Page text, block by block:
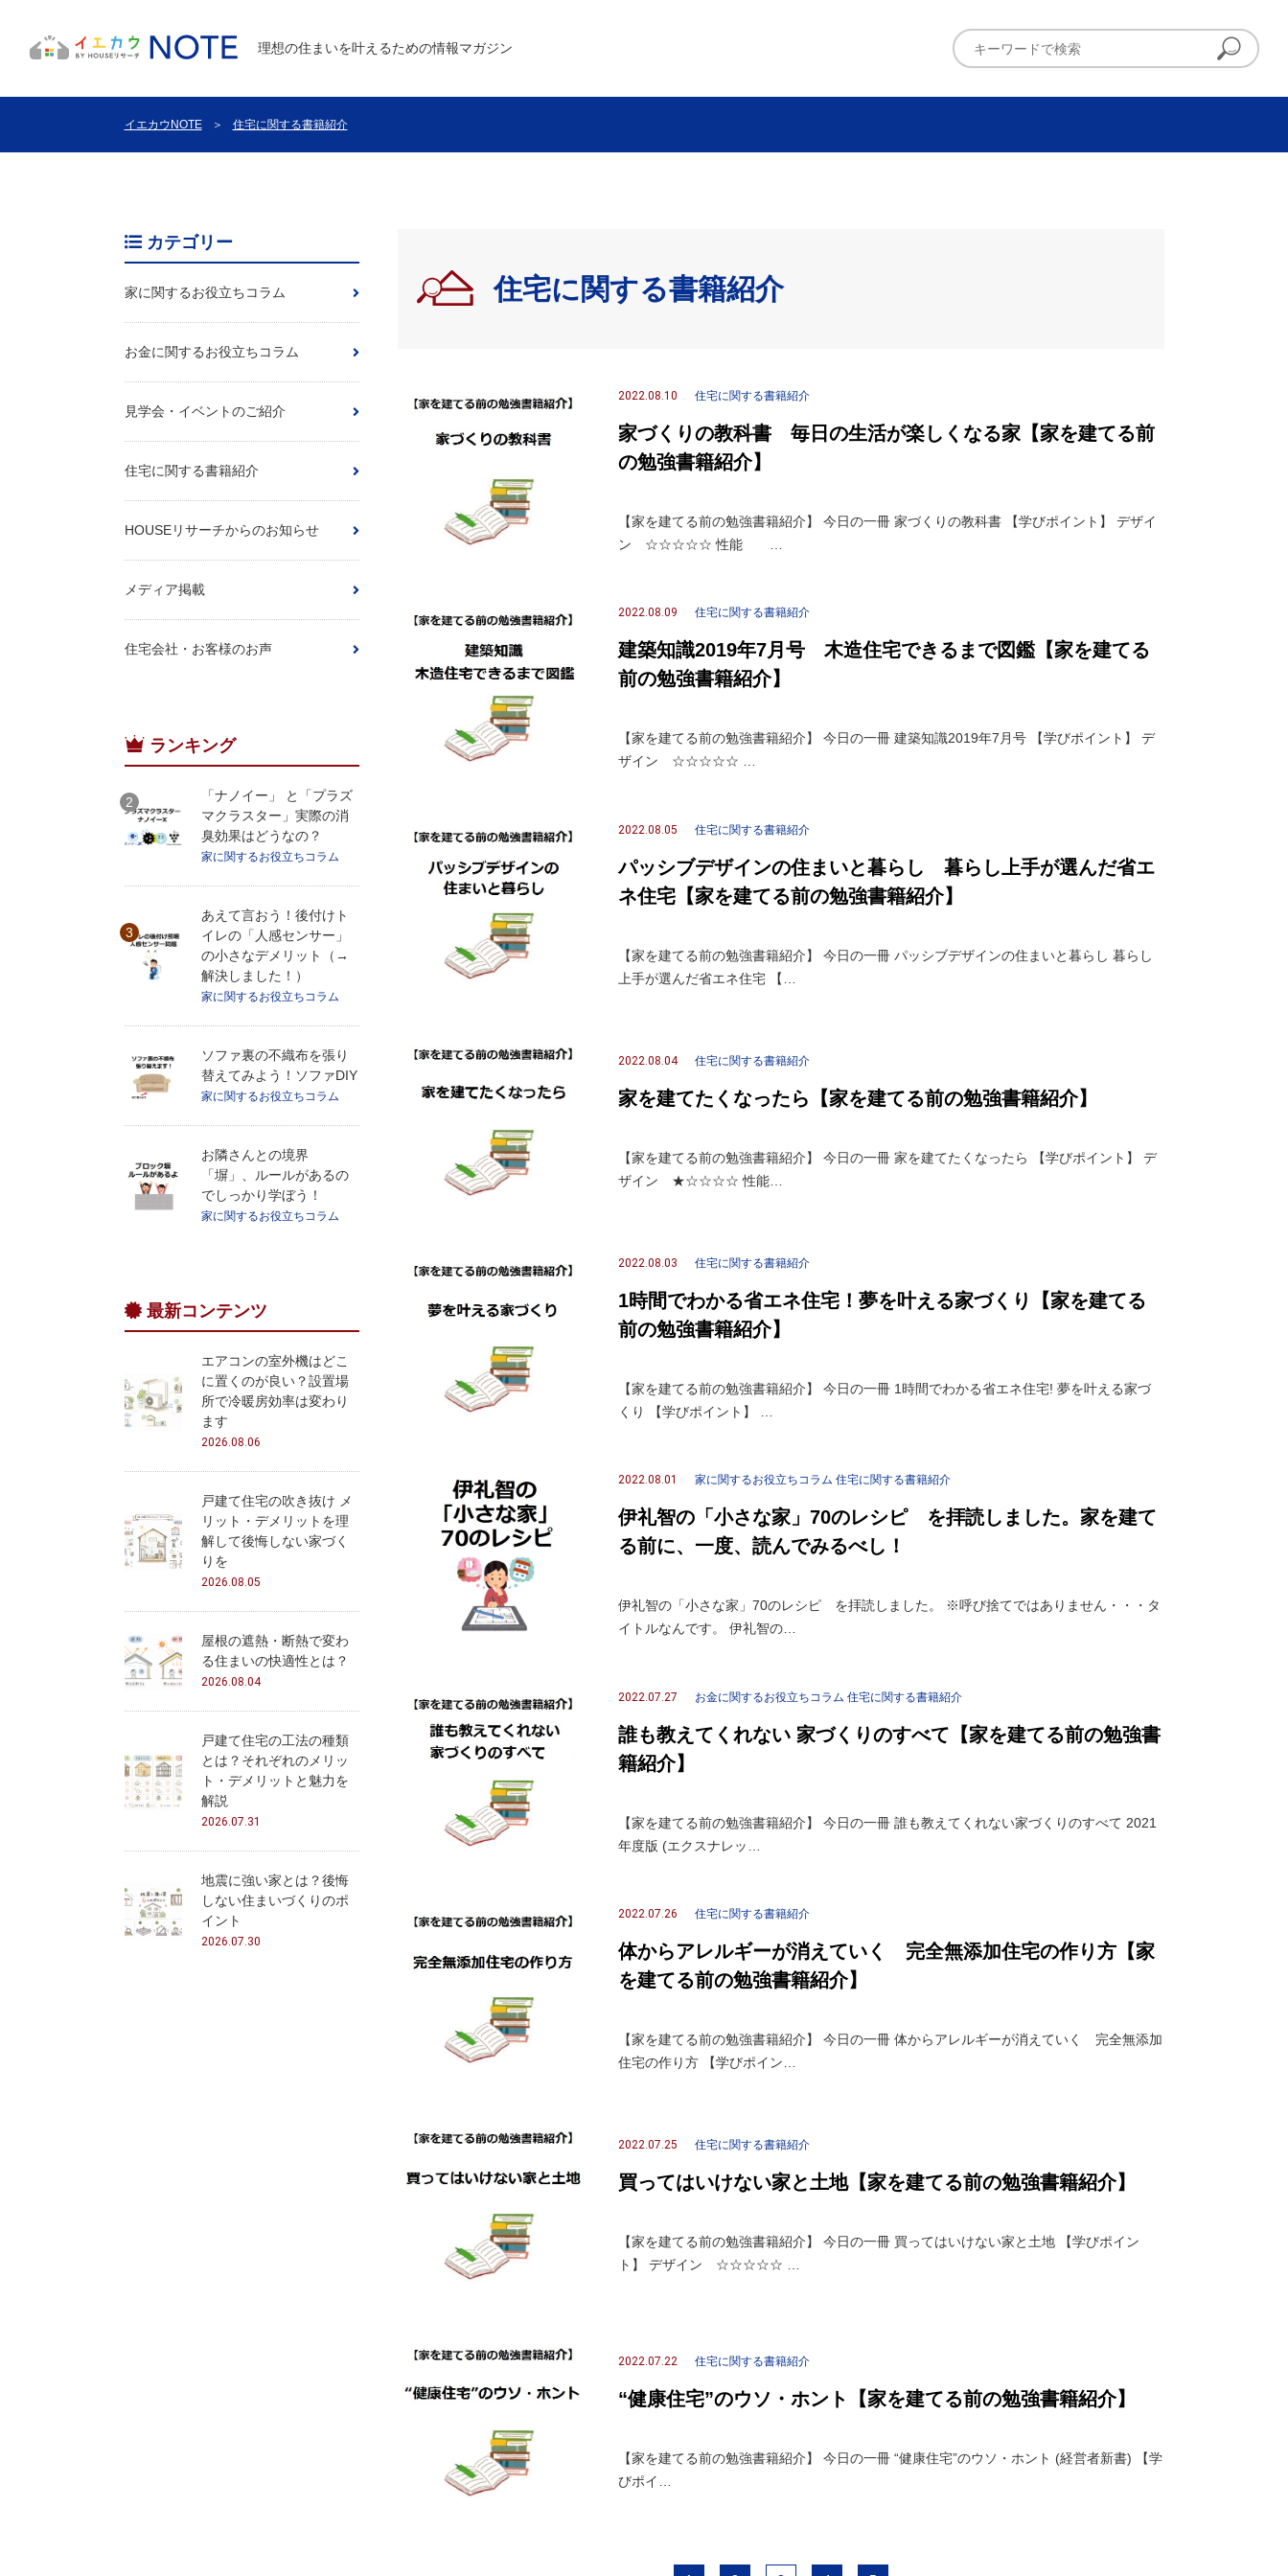
理想の住まいを叶えるための情報マガジン
イエカウNOTE ＞ 住宅に関する書籍紹介
住宅に関する書籍紹介
2022.08.10 住宅に関する書籍紹介
家づくりの教科書 毎日の生活が楽しくなる家【家を建てる前
の勉強書籍紹介】
【家を建てる前の勉強書籍紹介】 今日の一冊 家づくりの教科書 【学びポイント】 デザイ
ン ☆☆☆☆☆ 性能 …
2022.08.09 住宅に関する書籍紹介
建築知識2019年7月号 木造住宅できるまで図鑑【家を建てる
前の勉強書籍紹介】
【家を建てる前の勉強書籍紹介】 今日の一冊 建築知識2019年7月号 【学びポイント】 デ
ザイン ☆☆☆☆☆ …
2022.08.05 住宅に関する書籍紹介
パッシブデザインの住まいと暮らし 暮らし上手が選んだ省エ
ネ住宅【家を建てる前の勉強書籍紹介】
【家を建てる前の勉強書籍紹介】 今日の一冊 パッシブデザインの住まいと暮らし 暮らし
上手が選んだ省エネ住宅 【…
2022.08.04 住宅に関する書籍紹介
家を建てたくなったら【家を建てる前の勉強書籍紹介】
【家を建てる前の勉強書籍紹介】 今日の一冊 家を建てたくなったら 【学びポイント】 デ
ザイン ★☆☆☆☆ 性能…
2022.08.03 住宅に関する書籍紹介
1時間でわかる省エネ住宅！夢を叶える家づくり【家を建てる
前の勉強書籍紹介】
【家を建てる前の勉強書籍紹介】 今日の一冊 1時間でわかる省エネ住宅! 夢を叶える家づ
くり 【学びポイント】 …
2022.08.01 家に関するお役立ちコラム 住宅に関する書籍紹介
伊礼智の「小さな家」70のレシピ を拝読しました。家を建て
る前に、一度、読んでみるべし！
伊礼智の「小さな家」70のレシピ を拝読しました。 ※呼び捨てではありません・・・タ
イトルなんです。 伊礼智の…
2022.07.27 お金に関するお役立ちコラム 住宅に関する書籍紹介
誰も教えてくれない 家づくりのすべて【家を建てる前の勉強書
籍紹介】
【家を建てる前の勉強書籍紹介】 今日の一冊 誰も教えてくれない家づくりのすべて 2021
年度版 (エクスナレッ…
2022.07.26 住宅に関する書籍紹介
体からアレルギーが消えていく 完全無添加住宅の作り方【家
を建てる前の勉強書籍紹介】
【家を建てる前の勉強書籍紹介】 今日の一冊 体からアレルギーが消えていく 完全無添加
住宅の作り方 【学びポイン…
2022.07.25 住宅に関する書籍紹介
買ってはいけない家と土地【家を建てる前の勉強書籍紹介】
【家を建てる前の勉強書籍紹介】 今日の一冊 買ってはいけない家と土地 【学びポイン
ト】 デザイン ☆☆☆☆☆ …
2022.07.22 住宅に関する書籍紹介
“健康住宅”のウソ・ホント【家を建てる前の勉強書籍紹介】
【家を建てる前の勉強書籍紹介】 今日の一冊 “健康住宅”のウソ・ホント (経営者新書) 【学
びポイ…
カテゴリー
家に関するお役立ちコラム
お金に関するお役立ちコラム
見学会・イベントのご紹介
住宅に関する書籍紹介
HOUSEリサーチからのお知らせ
メディア掲載
住宅会社・お客様のお声
ランキング
「ナノイー」 と「プラズ
マクラスター」実際の消
臭効果はどうなの？
家に関するお役立ちコラム
あえて言おう！後付けト
イレの「人感センサー」
の小さなデメリット（→
解決しました！）
家に関するお役立ちコラム
ソファ裏の不織布を張り
替えてみよう！ソファDIY
家に関するお役立ちコラム
お隣さんとの境界
「塀」、ルールがあるの
でしっかり学ぼう！
家に関するお役立ちコラム
最新コンテンツ
エアコンの室外機はどこ
に置くのが良い？設置場
所で冷暖房効率は変わり
ます
2026.08.06
戸建て住宅の吹き抜け メ
リット・デメリットを理
解して後悔しない家づく
りを
2026.08.05
屋根の遮熱・断熱で変わ
る住まいの快適性とは？
2026.08.04
戸建て住宅の工法の種類
とは？それぞれのメリッ
ト・デメリットと魅力を
解説
2026.07.31
地震に強い家とは？後悔
しない住まいづくりのポ
イント
2026.07.30